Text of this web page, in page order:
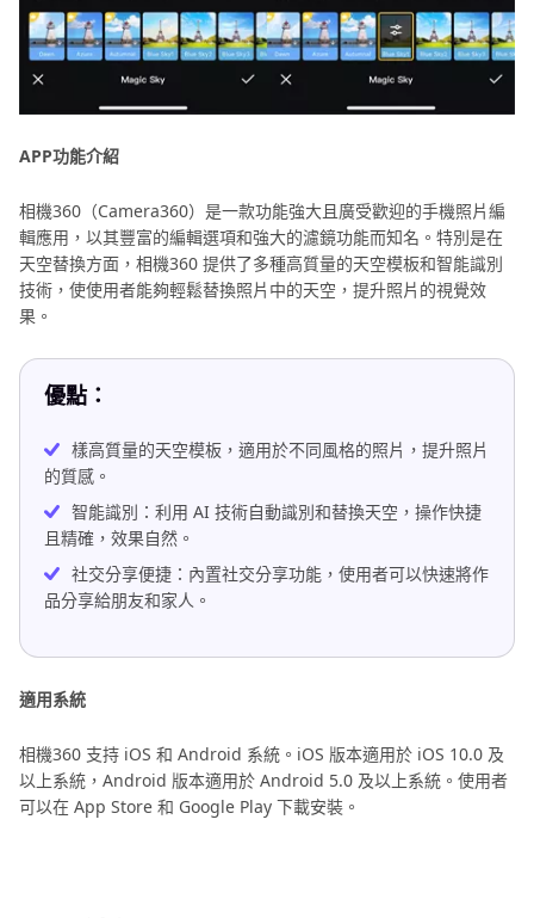
APP功能介紹
相機360（Camera360）是一款功能強大且廣受歡迎的手機照片編
輯應用，以其豐富的編輯選項和強大的濾鏡功能而知名。特別是在
天空替換方面，相機360 提供了多種高質量的天空模板和智能識別
技術，使使用者能夠輕鬆替換照片中的天空，提升照片的視覺效
果。
優點：
樣高質量的天空模板，適用於不同風格的照片，提升照片
的質感。
智能識別：利用 AI 技術自動識別和替換天空，操作快捷
且精確，效果自然。
社交分享便捷：內置社交分享功能，使用者可以快速將作
品分享給朋友和家人。
適用系統
相機360 支持 iOS 和 Android 系統。iOS 版本適用於 iOS 10.0 及
以上系統，Android 版本適用於 Android 5.0 及以上系統。使用者
可以在 App Store 和 Google Play 下載安裝。